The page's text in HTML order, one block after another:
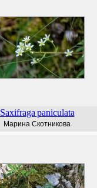
Saxifraga paniculata
Марина Скотникова